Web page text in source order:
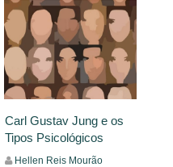
Carl Gustav Jung e os
Tipos Psicológicos
Hellen Reis Mourão